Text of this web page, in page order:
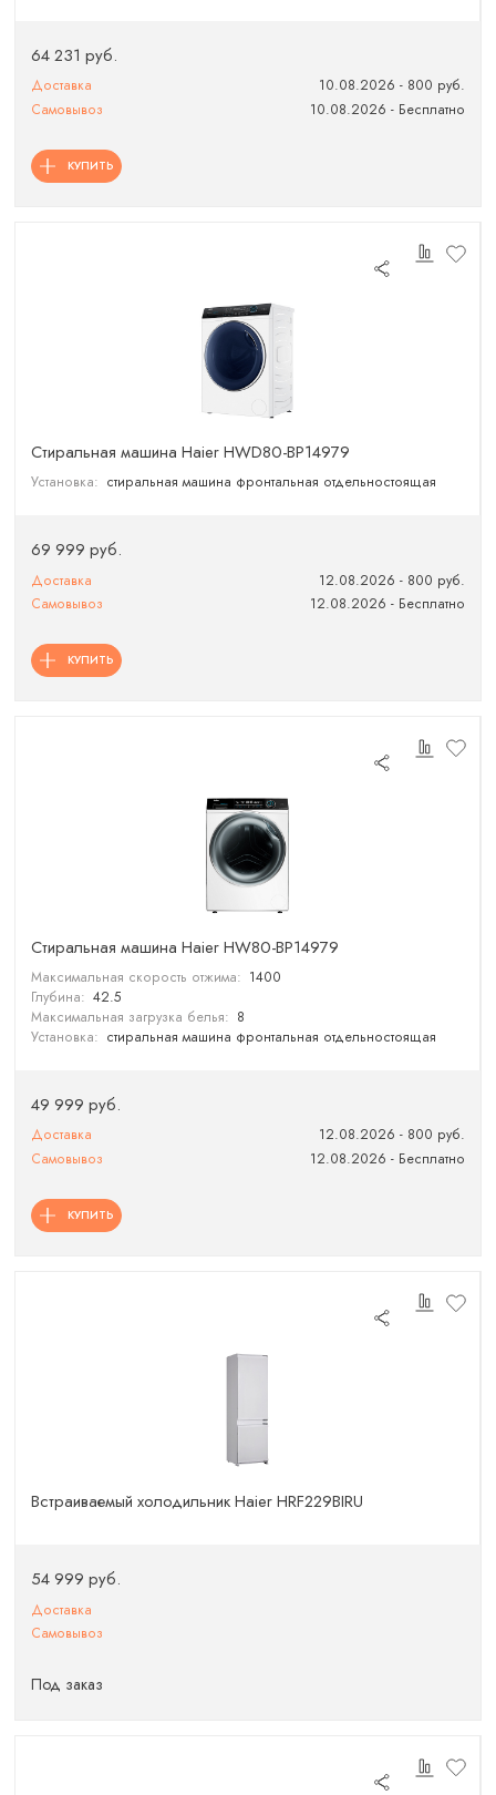
64 231 руб.
Доставка
10.08.2026 - 800 руб.
Самовывоз
10.08.2026 - Бесплатно
КУПИТЬ
Стиральная машина Haier HWD80-BP14979
Установка: стиральная машина фронтальная отдельностоящая
69 999 руб.
Доставка
12.08.2026 - 800 руб.
Самовывоз
12.08.2026 - Бесплатно
КУПИТЬ
Cтиральная машина Haier HW80-BP14979
Максимальная скорость отжима: 1400
Глубина: 42.5
Максимальная загрузка белья: 8
Установка: стиральная машина фронтальная отдельностоящая
49 999 руб.
Доставка
12.08.2026 - 800 руб.
Самовывоз
12.08.2026 - Бесплатно
КУПИТЬ
Встраиваемый холодильник Haier HRF229BIRU
54 999 руб.
Доставка
Самовывоз
Под заказ